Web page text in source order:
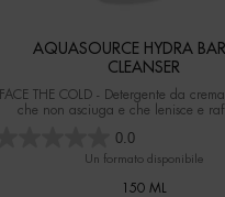
AQUASOURCE HYDRA
CLEANSER
FACE THE COLD - Detergente da
che non asciuga e che lenisce e
0.0
Un formato disponibile
150 ML